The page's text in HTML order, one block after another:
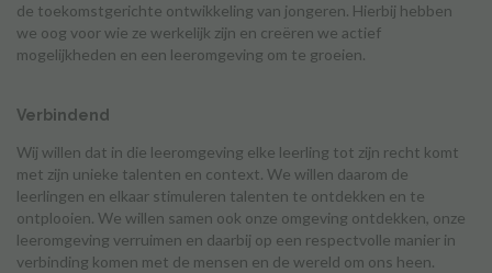
de toekomstgerichte ontwikkeling van jongeren. Hierbij hebben
we oog voor wie ze werkelijk zijn en creëren we actief
mogelijkheden en een leeromgeving om te groeien.
Verbindend
Wij willen dat in die leeromgeving elke leerling tot zijn recht komt
met zijn unieke talenten en context. We willen daarom de
leerlingen en elkaar stimuleren talenten te ontdekken en te
ontplooien. We willen samen ook onze omgeving ontdekken, onze
leeromgeving verruimen en daarbij op een respectvolle manier in
verbinding komen met de mensen en de wereld om ons heen.